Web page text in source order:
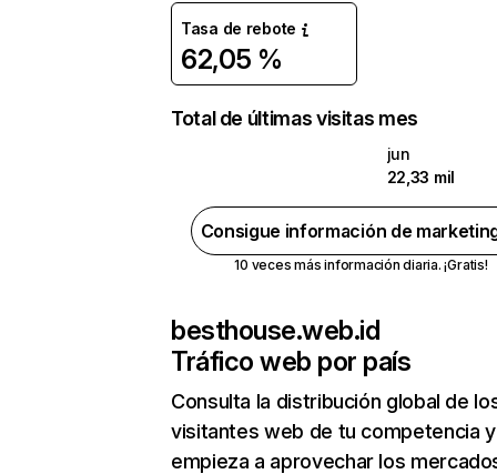
Tasa de rebote
62,05 %
Total de últimas visitas mes
jun
22,33 mil
Consigue información de
10 veces más información diaria. ¡Gratis!
besthouse.web.id
Tráfico web por país
Consulta la distribución global de
visitantes web de tu competencia y
empieza a aprovechar los